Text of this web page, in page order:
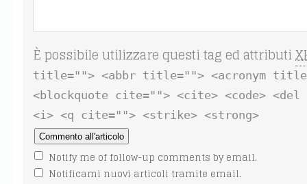
È possibile utilizzare questi tag ed attributi
title=""> <abbr title=""> <acronym
<blockquote cite=""> <cite> <code> <del
<i> <q cite=""> <strike> <strong>
Notify me of follow-up comments by email.
Notificami nuovi articoli tramite email.